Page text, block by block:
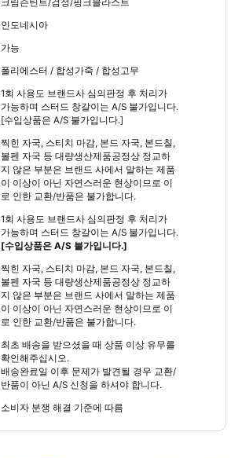
인도네시아
가능
폴리에스터 / 합성가죽 / 합성고무
1회 사용도 브랜드사 심의판정 후 처리가
가능하며 스터드 창갈이는 A/S 불가입니다.
[수입상품은 A/S 불가입니다.]
찍힌 자국, 스티치 마감, 본드 자국, 본드칠,
볼펜 자국 등 대량생산제품공정상 정교하
지 않은 부분은 브랜드 사에서 말하는 제품
이 이상이 아닌 자연스러운 현상이므로 이
로 인한 교환/반품은 불가합니다.
1회 사용도 브랜드사 심의판정 후 처리가
가능하며 스터드 창갈이는 A/S 불가입니다.
[수입상품은 A/S 불가입니다.]
찍힌 자국, 스티치 마감, 본드 자국, 본드칠,
볼펜 자국 등 대량생산제품공정상 정교하
지 않은 부분은 브랜드 사에서 말하는 제품
이 이상이 아닌 자연스러운 현상이므로 이
로 인한 교환/반품은 불가합니다.
최초 배송을 받으셨을 때 상품 이상 유무를
확인해주십시오.
배송완료일 이후 문제가 발견될 경우 교환/
반품이 아닌 A/S 신청을 하셔야 합니다.
소비자 분쟁 해결 기준에 따름